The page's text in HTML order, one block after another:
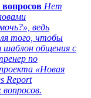
Нет
ведь
того, чтобы
общения с
по
«Новая
Report